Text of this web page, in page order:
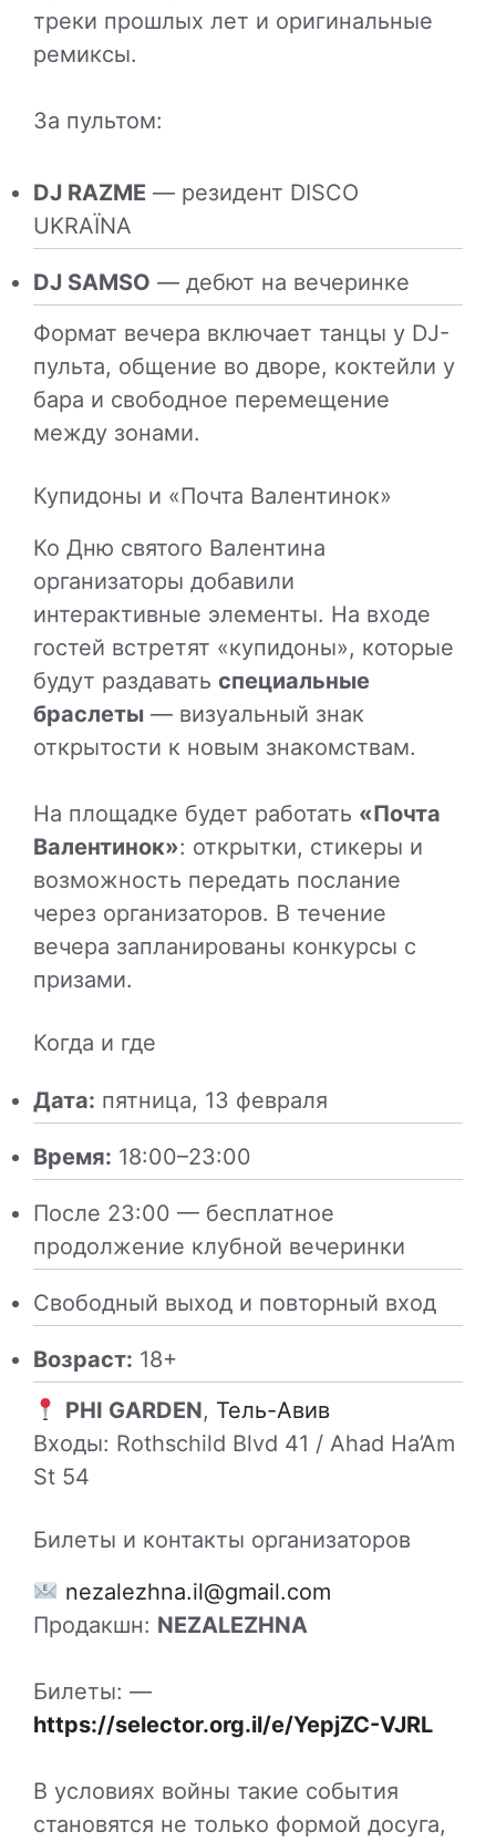
треки прошлых лет и оригинальные
ремиксы.
За пультом:
DJ RAZME — резидент DISCO
UKRAЇNA
DJ SAMSO — дебют на вечеринке
Формат вечера включает танцы у DJ-
пульта, общение во дворе, коктейли у
бара и свободное перемещение
между зонами.
Купидоны и «Почта Валентинок»
Ко Дню святого Валентина
организаторы добавили
интерактивные элементы. На входе
гостей встретят «купидоны», которые
будут раздавать специальные
браслеты — визуальный знак
открытости к новым знакомствам.
На площадке будет работать «Почта
Валентинок»: открытки, стикеры и
возможность передать послание
через организаторов. В течение
вечера запланированы конкурсы с
призами.
Когда и где
Дата: пятница, 13 февраля
Время: 18:00–23:00
После 23:00 — бесплатное
продолжение клубной вечеринки
Свободный выход и повторный вход
Возраст: 18+
PHI GARDEN, Тель-Авив
Входы: Rothschild Blvd 41 / Ahad Ha’Am
St 54
Билеты и контакты организаторов
nezalezhna.il@gmail.com
Продакшн: NEZALEZHNA
Билеты: —
https://selector.org.il/e/YepjZC-VJRL
В условиях войны такие события
становятся не только формой досуга,